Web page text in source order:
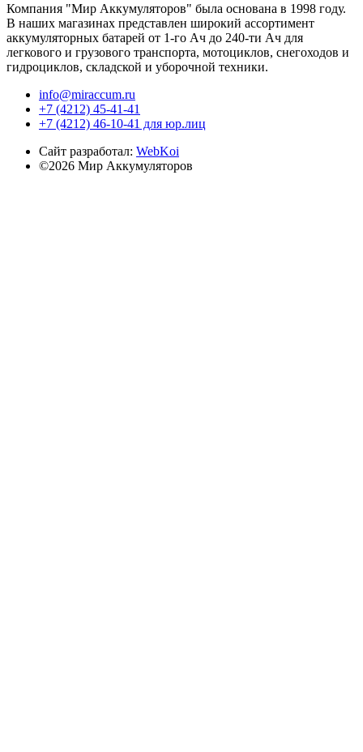
Компания "Мир Аккумуляторов" была основана в 1998 году.
В наших магазинах представлен широкий ассортимент
аккумуляторных батарей от 1-го Ач до 240-ти Ач для
легкового и грузового транспорта, мотоциклов, снегоходов и
гидроциклов, складской и уборочной техники.
info@miraccum.ru
+7 (4212) 45-41-41
+7 (4212) 46-10-41 для юр.лиц
Сайт разработал: WebKoi
©2026 Мир Аккумуляторов